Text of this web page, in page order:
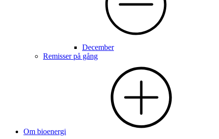
December
Remisser på gång
Om bioenergi